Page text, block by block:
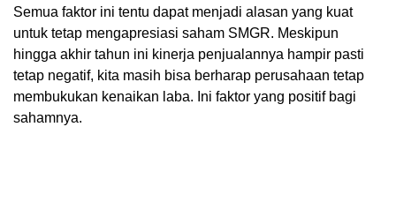
Semua faktor ini tentu dapat menjadi alasan yang kuat
untuk tetap mengapresiasi saham SMGR. Meskipun
hingga akhir tahun ini kinerja penjualannya hampir pasti
tetap negatif, kita masih bisa berharap perusahaan tetap
membukukan kenaikan laba. Ini faktor yang positif bagi
sahamnya.